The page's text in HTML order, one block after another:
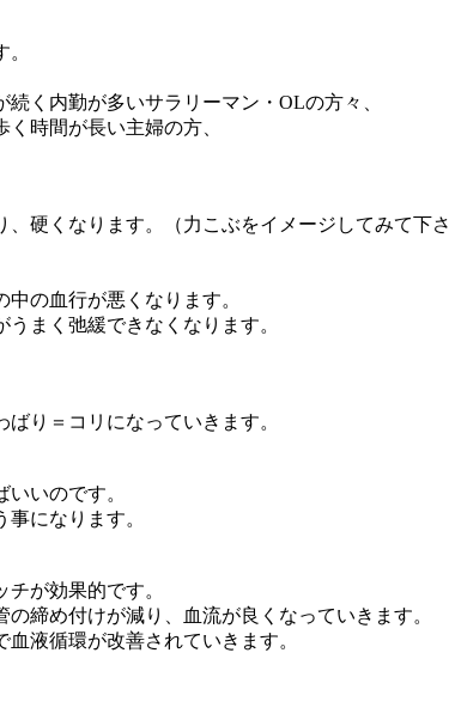
く内勤が多いサラリーマン・OLの方々、
時間が長い主婦の方、
硬くなります。（力こぶをイメージしてみて下さ
の血行が悪くなります。
まく弛緩できなくなります。
り＝コリになっていきます。
いのです。
になります。
が効果的です。
締め付けが減り、血流が良くなっていきます。
液循環が改善されていきます。